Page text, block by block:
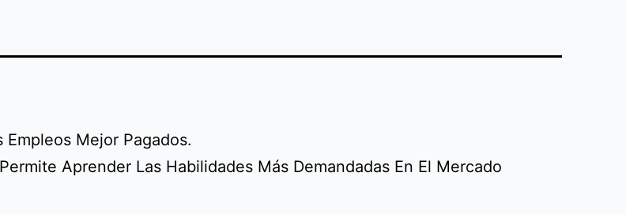
Empleos Mejor Pagados.
Aprender Las Habilidades Más Demandadas En El Mercado